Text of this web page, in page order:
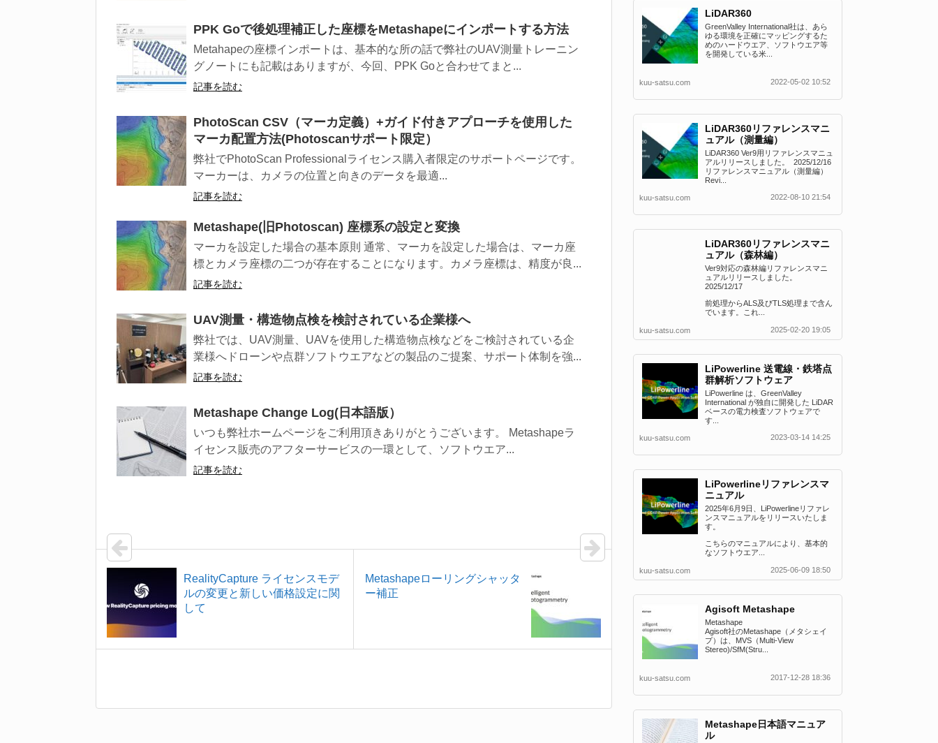
PPK Goで後処理補正した座標をMetashapeにインポートする方法
Metahapeの座標インポートは、基本的な所の話で弊社のUAV測量トレーニン
グノートにも記載はありますが、今回、PPK Goと合わせてまと...
記事を読む
PhotoScan CSV（マーカ定義）+ガイド付きアプローチを使用した
マーカ配置方法(Photoscanサポート限定）
弊社でPhotoScan Professionalライセンス購入者限定のサポートページです。
マーカーは、カメラの位置と向きのデータを最適...
記事を読む
Metashape(旧Photoscan) 座標系の設定と変換
マーカを設定した場合の基本原則 通常、マーカを設定した場合は、マーカ座
標とカメラ座標の二つが存在することになります。カメラ座標は、精度が良...
記事を読む
UAV測量・構造物点検を検討されている企業様へ
弊社では、UAV測量、UAVを使用した構造物点検などをご検討されている企
業様へドローンや点群ソフトウエアなどの製品のご提案、サポート体制を強...
記事を読む
Metashape Change Log(日本語版）
いつも弊社ホームページをご利用頂きありがとうございます。 Metashapeラ
イセンス販売のアフターサービスの一環として、ソフトウエア...
記事を読む
RealityCapture ライセンスモデ
ルの変更と新しい価格設定に関
して
Metashapeローリングシャッタ
ー補正
LiDAR360
GreenValley International社は、あら
ゆる環境を正確にマッピングするた
めのハードウエア、ソフトウエア等
を開発している米...
kuu-satsu.com 2022-05-02 10:52
LiDAR360リファレンスマニ
ュアル（測量編）
LiDAR360 Ver9用リファレンスマニュ
アルリリースしました。 2025/12/16
リファレンスマニュアル（測量編）
Revi...
kuu-satsu.com 2022-08-10 21:54
LiDAR360リファレンスマニ
ュアル（森林編）
Ver9対応の森林編リファレンスマニ
ュアルリリースしました。
2025/12/17
前処理からALS及びTLS処理まで含ん
でいます。これ...
kuu-satsu.com 2025-02-20 19:05
LiPowerline 送電線・鉄塔点
群解析ソフトウェア
LiPowerline は、GreenValley
International が独自に開発した LiDAR
ベースの電力検査ソフトウェアで
す...
kuu-satsu.com 2023-03-14 14:25
LiPowerlineリファレンスマ
ニュアル
2025年6月9日、LiPowerlineリファレ
ンスマニュアルをリリースいたしま
す。
こちらのマニュアルにより、基本的
なソフトウエア...
kuu-satsu.com 2025-06-09 18:50
Agisoft Metashape
Metashape
Agisoft社のMetashape（メタシェイ
プ）は、MVS（Multi-View
Stereo)/SfM(Stru...
kuu-satsu.com 2017-12-28 18:36
Metashape日本語マニュア
ル